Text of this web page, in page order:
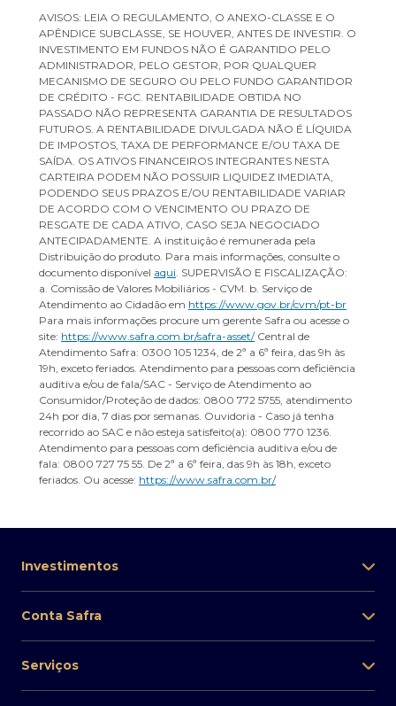
AVISOS: LEIA O REGULAMENTO, O ANEXO-CLASSE E O
APÊNDICE SUBCLASSE, SE HOUVER, ANTES DE INVESTIR. O
INVESTIMENTO EM FUNDOS NÃO É GARANTIDO PELO
ADMINISTRADOR, PELO GESTOR, POR QUALQUER
MECANISMO DE SEGURO OU PELO FUNDO GARANTIDOR
DE CRÉDITO - FGC. RENTABILIDADE OBTIDA NO
PASSADO NÃO REPRESENTA GARANTIA DE RESULTADOS
FUTUROS. A RENTABILIDADE DIVULGADA NÃO É LÍQUIDA
DE IMPOSTOS, TAXA DE PERFORMANCE E/OU TAXA DE
SAÍDA. OS ATIVOS FINANCEIROS INTEGRANTES NESTA
CARTEIRA PODEM NÃO POSSUIR LIQUIDEZ IMEDIATA,
PODENDO SEUS PRAZOS E/OU RENTABILIDADE VARIAR
DE ACORDO COM O VENCIMENTO OU PRAZO DE
RESGATE DE CADA ATIVO, CASO SEJA NEGOCIADO
ANTECIPADAMENTE. A instituição é remunerada pela
Distribuição do produto. Para mais informações, consulte o
documento disponível aqui . SUPERVISÃO E FISCALIZAÇÃO:
a. Comissão de Valores Mobiliários - CVM. b. Serviço de
Atendimento ao Cidadão em https://www.gov.br/cvm/pt-br
Para mais informações procure um gerente Safra ou acesse o
site: https://www.safra.com.br/safra-asset/Central de
Atendimento Safra: 0300 105 1234, de 2ª a 6ª feira, das 9h às
19h, exceto feriados. Atendimento para pessoas com deficiência
auditiva e/ou de fala/SAC - Serviço de Atendimento ao
Consumidor/Proteção de dados: 0800 772 5755, atendimento
24h por dia, 7 dias por semanas. Ouvidoria - Caso já tenha
recorrido ao SAC e não esteja satisfeito(a): 0800 770 1236.
Atendimento para pessoas com deficiência auditiva e/ou de
fala: 0800 727 75 55. De 2ª a 6ª feira, das 9h às 18h, exceto
feriados. Ou acesse: https://www.safra.com.br/
Investimentos
Conta Safra
Serviços